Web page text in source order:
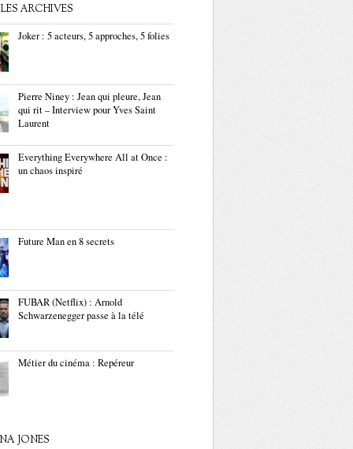
ARCHIVES
Joker : 5 acteurs, 5 approches, 5 folies
Pierre Niney : Jean qui pleure, Jean
qui rit – Interview pour Yves Saint
Laurent
Everything Everywhere All at Once :
un chaos inspiré
Future Man en 8 secrets
FUBAR (Netflix) : Arnold
Schwarzenegger passe à la télé
Métier du cinéma : Repéreur
JONES